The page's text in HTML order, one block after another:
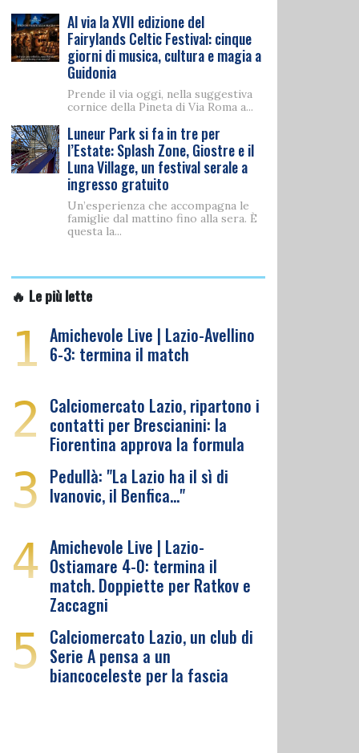
Al via la XVII edizione del
Fairylands Celtic Festival: cinque
giorni di musica, cultura e magia a
Guidonia
Prende il via oggi, nella suggestiva
cornice della Pineta di Via Roma a...
Luneur Park si fa in tre per
l’Estate: Splash Zone, Giostre e il
Luna Village, un festival serale a
ingresso gratuito
Un’esperienza che accompagna le
famiglie dal mattino fino alla sera. È
questa la...
🔥 Le più lette
1 Amichevole Live | Lazio-Avellino
6-3: termina il match
2 Calciomercato Lazio, ripartono i
contatti per Brescianini: la
Fiorentina approva la formula
3 Pedullà: "La Lazio ha il sì di
Ivanovic, il Benfica…"
4 Amichevole Live | Lazio-
Ostiamare 4-0: termina il
match. Doppiette per Ratkov e
Zaccagni
5 Calciomercato Lazio, un club di
Serie A pensa a un
biancoceleste per la fascia